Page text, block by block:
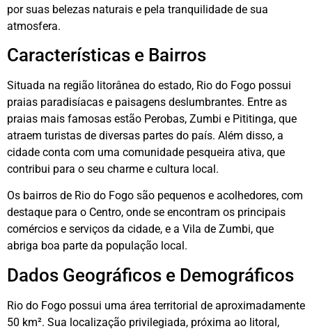
por suas belezas naturais e pela tranquilidade de sua
atmosfera.
Características e Bairros
Situada na região litorânea do estado, Rio do Fogo possui
praias paradisíacas e paisagens deslumbrantes. Entre as
praias mais famosas estão Perobas, Zumbi e Pititinga, que
atraem turistas de diversas partes do país. Além disso, a
cidade conta com uma comunidade pesqueira ativa, que
contribui para o seu charme e cultura local.
Os bairros de Rio do Fogo são pequenos e acolhedores, com
destaque para o Centro, onde se encontram os principais
comércios e serviços da cidade, e a Vila de Zumbi, que
abriga boa parte da população local.
Dados Geográficos e Demográficos
Rio do Fogo possui uma área territorial de aproximadamente
50 km². Sua localização privilegiada, próxima ao litoral,